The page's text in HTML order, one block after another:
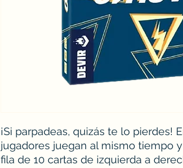
¡Si parpadeas, quizás te lo pierdes!
jugadores juegan al mismo tiempo
fila de 10 cartas de izquierda a